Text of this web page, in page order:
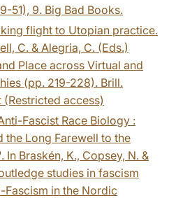
51), 9. Big Bad Books.
flight to Utopian practice.
C. & Alegria, C. (Eds.)
Place across Virtual and
(pp. 219-228). Brill.
access)
Fascist Race Biology :
the Long Farewell to the
Braskén, K., Copsey, N. &
studies in fascism
in the Nordic